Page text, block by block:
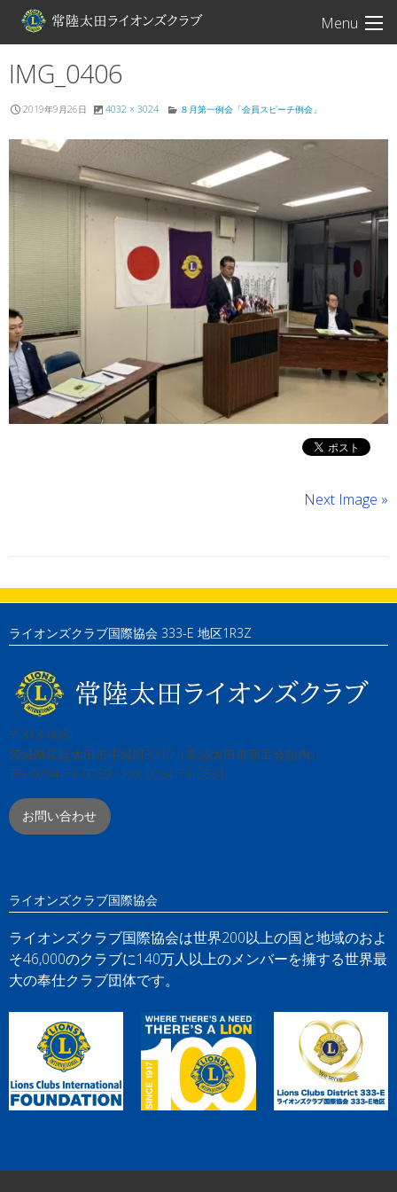
Menu
常陸太田ライオン
IMG_0406
2019年9月26日 4032 × 3024 ８月第一例会「会員スピーチ例会」
Next Image »
ライオンズクラブ国際協会 333-E 地区1R3Z
〒313-0061
茨城県常陸太田市中城町3210（常陸太田市商工会館内）
TEL:0294-73-0769 / FAX:0294-73-0831
お問い合わせ
ライオンズクラブ国際協会
ライオンズクラブ国際協会は世界200以上の国と地域のおよ
そ46,000のクラブに140万人以上のメンバーを擁する世界最
大の奉仕クラブ団体です。